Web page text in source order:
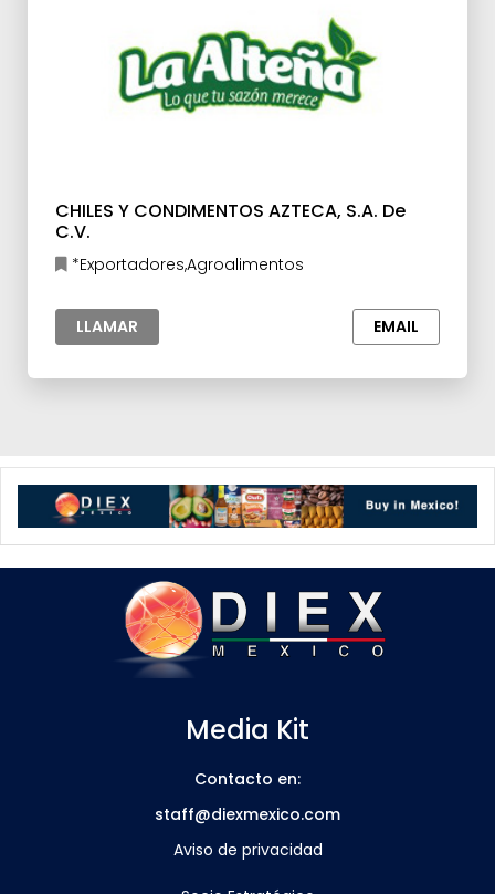
CHILES Y CONDIMENTOS AZTECA, S.A. De
C.V.
*Exportadores,Agroalimentos
LLAMAR EMAIL
Media Kit
Contacto en:
staff@diexmexico.com
Aviso de privacidad